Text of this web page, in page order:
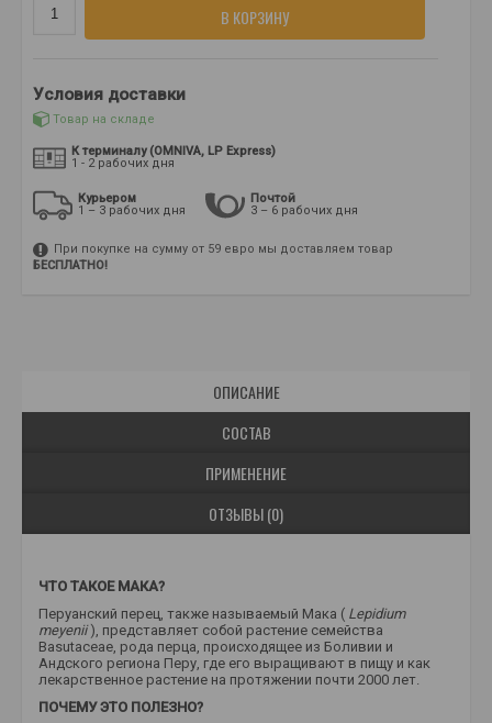
В КОРЗИНУ
Условия доставки
Товар на складе
К терминалу (OMNIVA, LP Express)
1 - 2 рабочих дня
Курьером
1 – 3 рабочих дня
Почтой
3 – 6 рабочих дня
При покупке на сумму от 59 евро мы доставляем товар
БЕСПЛАТНО!
ОПИСАНИЕ
СОСТАВ
ПРИМЕНЕНИЕ
ОТЗЫВЫ (0)
ЧТО ТАКОЕ МАКА?
Перуанский перец, также называемый Мака ( Lepidium
meyenii), представляет собой растение семейства
Basutaceae, рода перца, происходящее из Боливии и
Андского региона Перу, где его выращивают в пищу и как
лекарственное растение на протяжении почти 2000 лет.
ПОЧЕМУ ЭТО ПОЛЕЗНО?